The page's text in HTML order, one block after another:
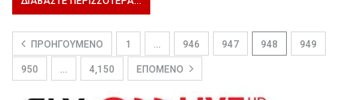
ΠΡΟΗΓΟΎΜΕΝΟ 1 … 946 947 948 949
950 … 4,150 ΕΠΌΜΕΝΟ